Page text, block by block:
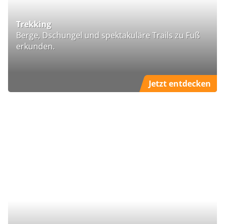
Trekking
Berge, Dschungel und spektakuläre Trails zu Fuß
erkunden.
Jetzt entdecken